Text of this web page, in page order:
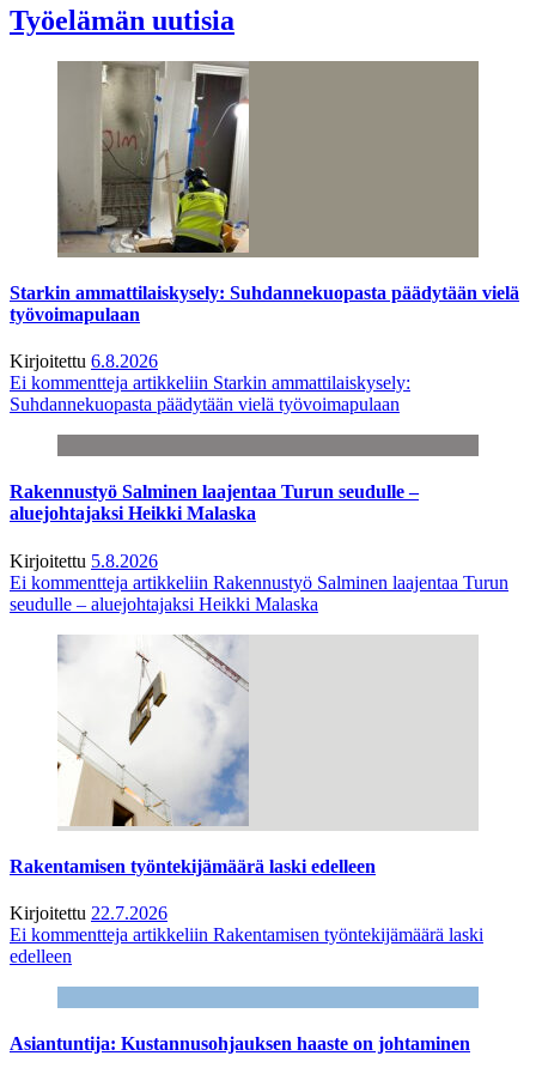
Työelämän uutisia
Starkin ammattilaiskysely: Suhdannekuopasta päädytään vielä
työvoimapulaan
Kirjoitettu 6.8.2026
Ei kommentteja artikkeliin Starkin ammattilaiskysely:
Suhdannekuopasta päädytään vielä työvoimapulaan
Rakennustyö Salminen laajentaa Turun seudulle –
aluejohtajaksi Heikki Malaska
Kirjoitettu 5.8.2026
Ei kommentteja artikkeliin Rakennustyö Salminen laajentaa Turun
seudulle – aluejohtajaksi Heikki Malaska
Rakentamisen työntekijämäärä laski edelleen
Kirjoitettu 22.7.2026
Ei kommentteja artikkeliin Rakentamisen työntekijämäärä laski
edelleen
Asiantuntija: Kustannusohjauksen haaste on johtaminen